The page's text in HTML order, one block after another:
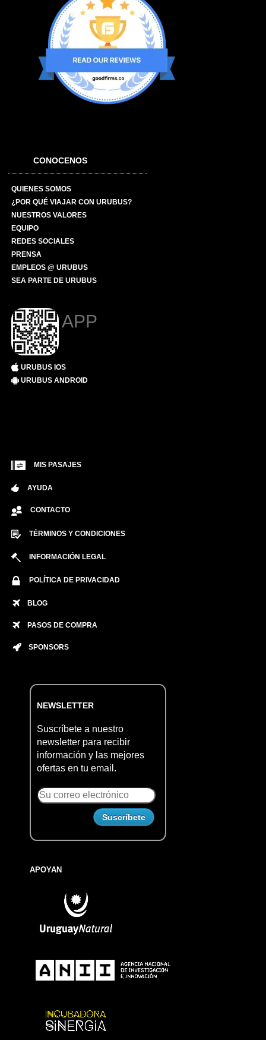
CONOCENOS
QUIENES SOMOS
¿POR QUÉ VIAJAR CON URUBUS?
NUESTROS VALORES
EQUIPO
REDES SOCIALES
PRENSA
EMPLEOS @ URUBUS
SEA PARTE DE URUBUS
APP
URUBUS IOS
URUBUS ANDROID
MIS PASAJES
AYUDA
CONTACTO
TÉRMINOS Y CONDICIONES
INFORMACIÓN LEGAL
POLÍTICA DE PRIVACIDAD
BLOG
PASOS DE COMPRA
SPONSORS
NEWSLETTER
Suscríbete a nuestro
newsletter para recibir
información y las mejores
ofertas en tu email.
APOYAN